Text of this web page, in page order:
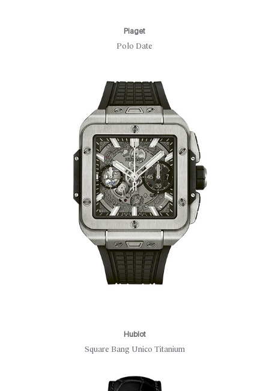
Piaget
Polo Date
Hublot
Square Bang Unico Titanium